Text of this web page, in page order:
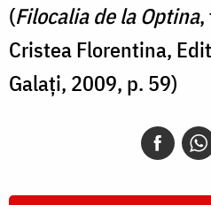
(Filocalia de la Optina,
Cristea Florentina,
Galați, 2009, p. 59)